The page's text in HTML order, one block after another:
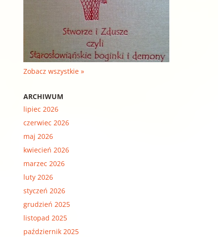
Zobacz wszystkie »
ARCHIWUM
lipiec 2026
czerwiec 2026
maj 2026
kwiecień 2026
marzec 2026
luty 2026
styczeń 2026
grudzień 2025
listopad 2025
październik 2025